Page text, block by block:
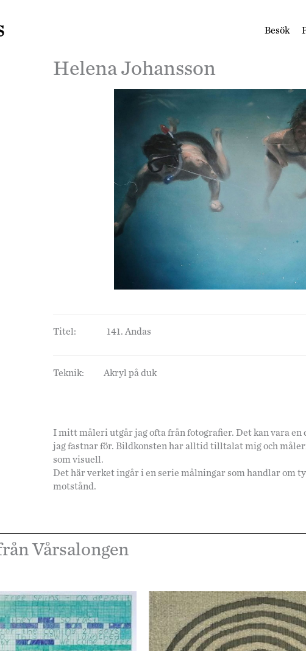
Besök
Helena Johansson
Titel: 141. Andas
Teknik: Akryl på duk
I mitt måleri utgår jag ofta från fotografier. Det kan vara
jag fastnar för. Bildkonsten har alltid tilltalat mig och
som visuell.
Det här verket ingår i en serie målningar som handlar om
motstånd.
Vårsalongen